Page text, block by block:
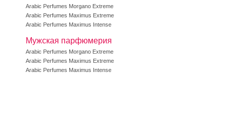
Arabic Perfumes Morgano Extreme
Arabic Perfumes Maximus Extreme
Arabic Perfumes Maximus Intense
Мужская парфюмерия
Arabic Perfumes Morgano Extreme
Arabic Perfumes Maximus Extreme
Arabic Perfumes Maximus Intense